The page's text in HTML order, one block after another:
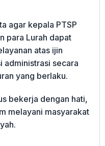
agar kepala PTSP
para Lurah dapat
atas ijin
administrasi secara
yang berlaku.
bekerja dengan hati,
melayani masyarakat